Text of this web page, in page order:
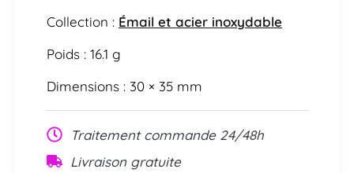
Collection : Émail et acier inoxydable
Poids : 16.1 g
Dimensions : 30 × 35 mm
Traitement commande 24/48h
Livraison gratuite